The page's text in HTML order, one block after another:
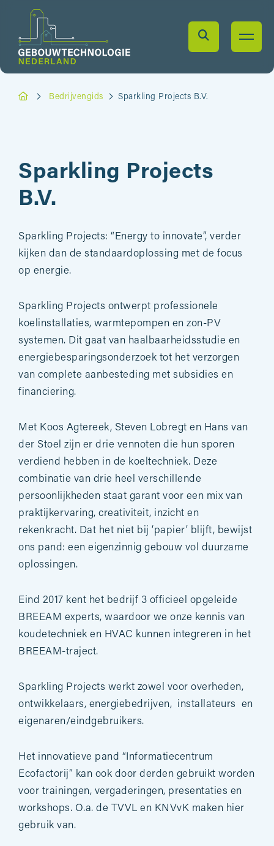
Bedrijvengids Sparkling Projects B.V.
Sparkling Projects
B.V.
Sparkling Projects: “Energy to innovate”, verder
kijken dan de standaardoplossing met de focus
op energie.
Sparkling Projects ontwerpt professionele
koelinstallaties, warmtepompen en zon-PV
systemen. Dit gaat van haalbaarheidsstudie en
energiebesparingsonderzoek tot het verzorgen
van complete aanbesteding met subsidies en
financiering.
Met Koos Agtereek, Steven Lobregt en Hans van
der Stoel zijn er drie vennoten die hun sporen
verdiend hebben in de koeltechniek. Deze
combinatie van drie heel verschillende
persoonlijkheden staat garant voor een mix van
praktijkervaring, creativiteit, inzicht en
rekenkracht. Dat het niet bij ‘papier’ blijft, bewijst
ons pand: een eigenzinnig gebouw vol duurzame
oplossingen.
Eind 2017 kent het bedrijf 3 officieel opgeleide
BREEAM experts, waardoor we onze kennis van
koudetechniek en HVAC kunnen integreren in het
BREEAM-traject.
Sparkling Projects werkt zowel voor overheden,
ontwikkelaars, energiebedrijven, installateurs en
eigenaren/eindgebruikers.
Het innovatieve pand “Informatiecentrum
Ecofactorij” kan ook door derden gebruikt worden
voor trainingen, vergaderingen, presentaties en
workshops. O.a. de TVVL en KNVvK maken hier
gebruik van.